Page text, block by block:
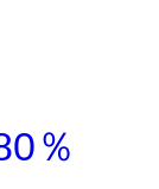
％